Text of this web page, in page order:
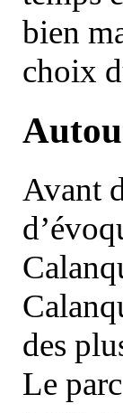
bien
choix
Avant
des
Le